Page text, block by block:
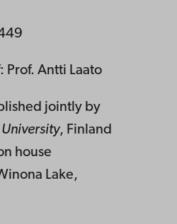
Prof. Antti Laato
jointly by
, Finland
house
Lake,